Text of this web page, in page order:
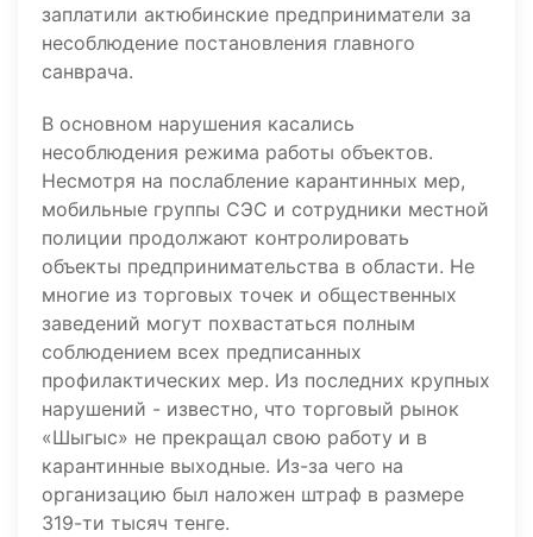
заплатили актюбинские предприниматели за
несоблюдение постановления главного
санврача.
В основном нарушения касались
несоблюдения режима работы объектов.
Несмотря на послабление карантинных мер,
мобильные группы СЭС и сотрудники местной
полиции продолжают контролировать
объекты предпринимательства в области. Не
многие из торговых точек и общественных
заведений могут похвастаться полным
соблюдением всех предписанных
профилактических мер. Из последних крупных
нарушений - известно, что торговый рынок
«Шыгыс» не прекращал свою работу и в
карантинные выходные. Из-за чего на
организацию был наложен штраф в размере
319-ти тысяч тенге.